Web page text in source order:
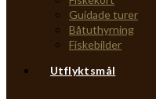
Guidade turer
Båtuthyrning
Fiskebilder
Utflyktsmål